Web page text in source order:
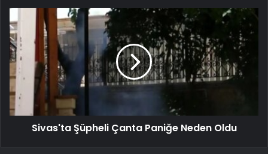
Sivas'ta Şüpheli Çanta Paniğe Neden Oldu